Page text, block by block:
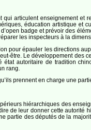
articulent enseignement et
éducation artistique et
badge et prévoir des
les inspecteurs à la
pour épauler les directions
être. Le développement des
autoritaire de tradition
rang.
prennent en charge une
hiérarchiques des
de leur donner cette autorité
partie des députés de la